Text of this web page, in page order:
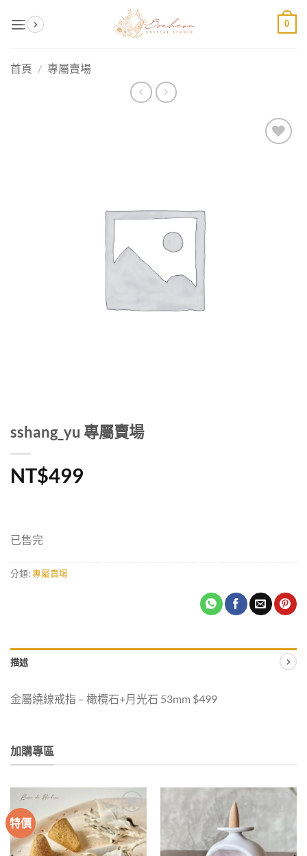
0
首頁 / 專屬賣場
sshang_yu 專屬賣場
NT$499
已售完
分類:專屬賣場
描述
金屬繞線戒指 – 橄欖石+月光石 53mm $499
加購專區
特價
加入
收藏
收藏